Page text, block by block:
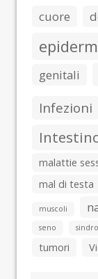
cuore
genitali
Infezioni
malattie
mal di testa
muscoli
seno
tumori